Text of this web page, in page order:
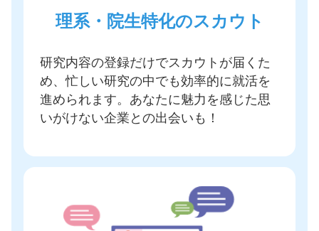
理系・院生特化のスカウト
研究内容の登録だけでスカウトが届く た
め、忙しい研究の中でも効率的に就活を
進められます。あなたに魅力を感じた思
いがけない企業との出会いも！